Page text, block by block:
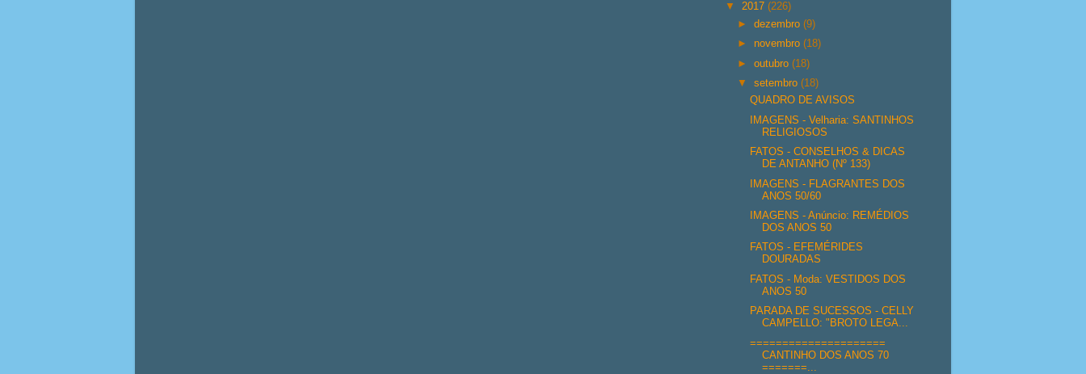
▼ 2017 (226)
►dezembro(9)
► novembro(18)
►outubro(18)
▼setembro(18)
QUADRO DE AVISOS
IMAGENS - Velharia: SANTINHOS
RELIGIOSOS
FATOS - CONSELHOS & DICAS
DE ANTANHO (Nº 133)
IMAGENS - FLAGRANTES DOS
ANOS 50/60
IMAGENS - Anúncio: REMÉDIOS
DOS ANOS 50
FATOS - EFEMÉRIDES
DOURADAS
FATOS - Moda: VESTIDOS DOS
ANOS 50
PARADA DE SUCESSOS - CELLY
CAMPELLO: "BROTO LEGA...
=====================
CANTINHO DOS ANOS 70
=======...